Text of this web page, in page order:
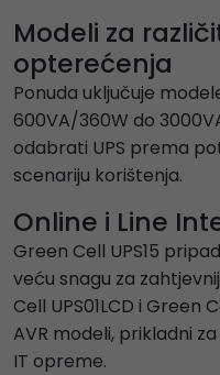
Modeli za
opterećenja
Ponuda uključuje
600VA/360W do
odabrati UPS prema
scenariju korištenja.
Online i Line
Green Cell UPS15
veću snagu za
Cell UPS01LCD i Green
AVR modeli, prikladni
IT opreme.